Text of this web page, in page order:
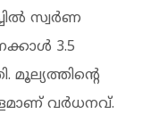
സ്വർണ
3.5
മൂല്യത്തിന്റെ
വർധനവ്.